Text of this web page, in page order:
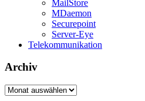
MailStore
MDaemon
Securepoint
Server-Eye
Telekommunikation
Archiv
Archiv